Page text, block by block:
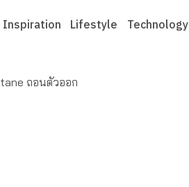
Inspiration Lifestyle Technology